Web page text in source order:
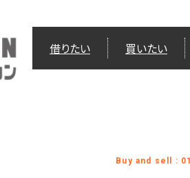
借りたい 買いたい
Buy and sell : 01